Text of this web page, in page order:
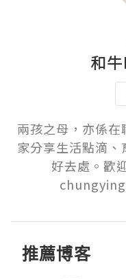
和
兩孩之母，亦係
家分享生活點滴、
好去處。歡
推薦博客